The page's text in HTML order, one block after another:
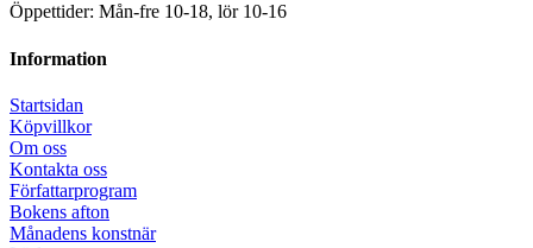
Öppettider: Mån-fre 10-18, lör 10-16
Information
Startsidan
Köpvillkor
Om oss
Kontakta oss
Författarprogram
Bokens afton
Månadens konstnär